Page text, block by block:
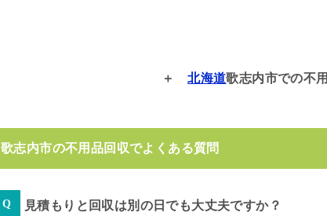
北海道歌志内市での不
歌志内市の不用品回収でよくある質問
見積もりと回収は別の日でも大丈夫ですか？